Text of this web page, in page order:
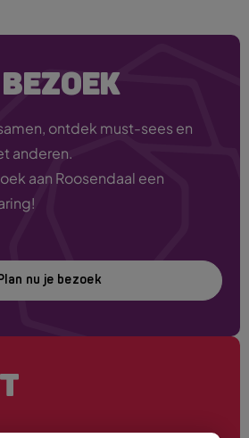
ontdek must-sees en
anderen.
aan Roosendaal een
nu je bezoek